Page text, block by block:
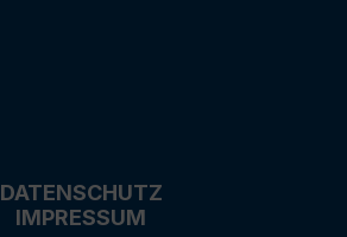
DATENSCHUTZ
IMPRESSUM